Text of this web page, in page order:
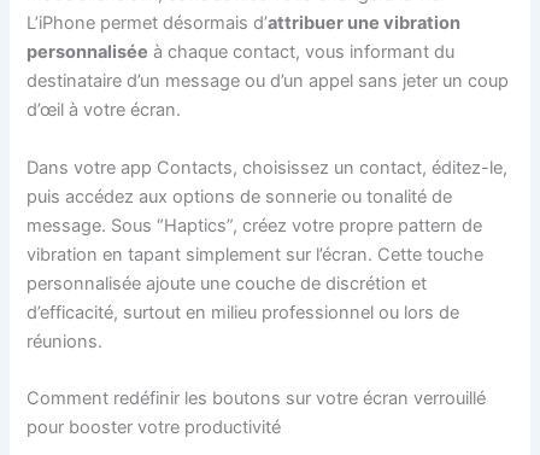
L’iPhone permet désormais d’attribuer une vibration
personnalisée à chaque contact, vous informant du
destinataire d’un message ou d’un appel sans jeter un coup
d’œil à votre écran.
Dans votre app Contacts, choisissez un contact, éditez-le,
puis accédez aux options de sonnerie ou tonalité de
message. Sous “Haptics”, créez votre propre pattern de
vibration en tapant simplement sur l’écran. Cette touche
personnalisée ajoute une couche de discrétion et
d’efficacité, surtout en milieu professionnel ou lors de
réunions.
Comment redéfinir les boutons sur votre écran verrouillé
pour booster votre productivité